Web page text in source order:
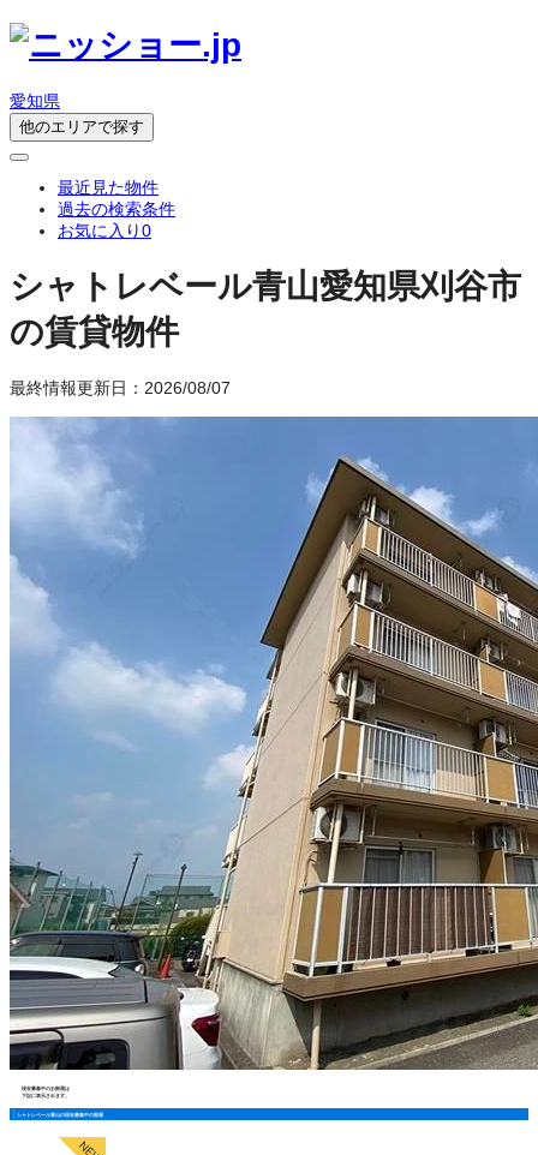
愛知県
他のエリアで探す
最近見た物件
過去の検索条件
お気に入り0
シャトレベール青山愛知県刈谷市
の賃貸物件
最終情報更新日：2026/08/07
現在募集中のお部屋は
下記に表示されます。
シャトレベール青山の現在募集中の部屋